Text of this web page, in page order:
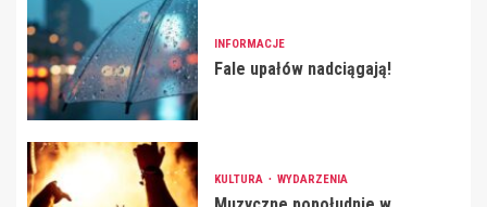
INFORMACJE
Fale upałów nadciągają!
KULTURA WYDARZENIA